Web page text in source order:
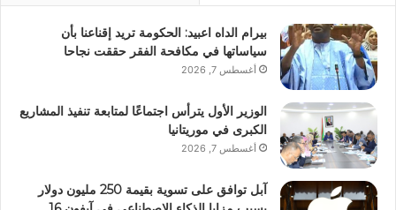
بيرام الداه اعبيد: الحكومة تريد إقناعنا بأن
سياساتها في مكافحة الفقر حققت نجاحا
أغسطس 7, 2026
الوزير الأول يترأس اجتماعًا لمتابعة تنفيذ المشاريع
الكبرى في موريتانيا
أغسطس 7, 2026
آبل توافق على تسوية بقيمة 250 مليون دولار